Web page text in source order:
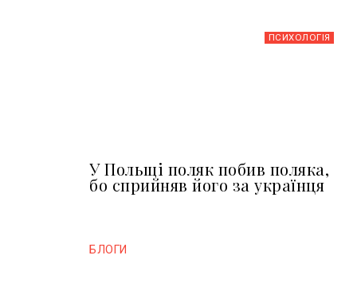
ПСИХОЛОГІЯ
У Польщі поляк побив поляка,
бо сприйняв його за українця
БЛОГИ